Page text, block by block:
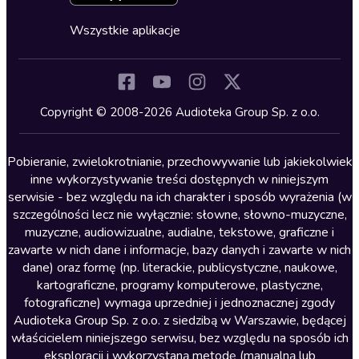
Kryminały
Lektury szkolne
Literatura anglojęzyczna
Literatura faktu
Literatura obyczajowa
Literatura piękna obca
Literatura piękna polska
Nagrania relaksacyjne
Nauka języków
Nauki humanistyczne
Cykle audiobooków
Wszystkie aplikacje
Copyright © 2008-2026 Audioteka Group Sp. z o.o.
Pobieranie, zwielokrotnianie, przechowywanie lub jakiekolwiek
inne wykorzystywanie treści dostępnych w niniejszym
serwisie - bez względu na ich charakter i sposób wyrażenia (w
szczególności lecz nie wyłącznie: słowne, słowno-muzyczne,
muzyczne, audiowizualne, audialne, tekstowe, graficzne i
zawarte w nich dane i informacje, bazy danych i zawarte w nich
dane) oraz formę (np. literackie, publicystyczne, naukowe,
kartograficzne, programy komputerowe, plastyczne,
fotograficzne) wymaga uprzedniej i jednoznacznej zgody
Audioteka Group Sp. z o.o. z siedzibą w Warszawie, będącej
właścicielem niniejszego serwisu, bez względu na sposób ich